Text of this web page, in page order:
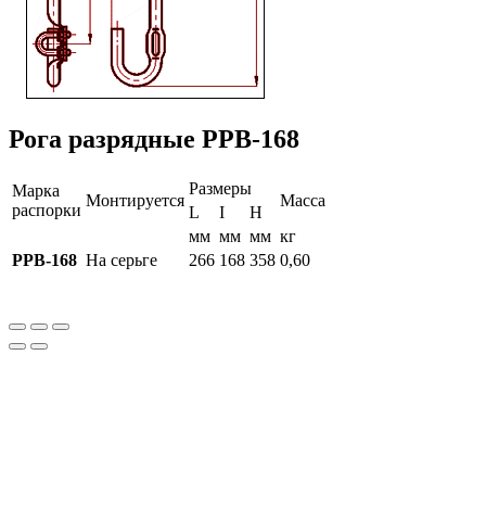
Рога разрядные РРВ-168
Марка
распорки
Монтируется
Размеры
Масса
L I
H
мм мм мм кг
РРВ-168 На серьге 266 168 358 0,60